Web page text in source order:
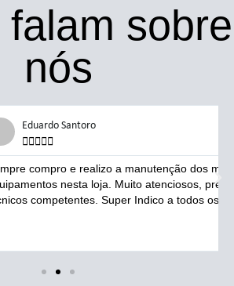
sobre
nós
a manutenção dos meus
loja. Muito atenciosos, preço justo e
Super Indico a todos os amigos.